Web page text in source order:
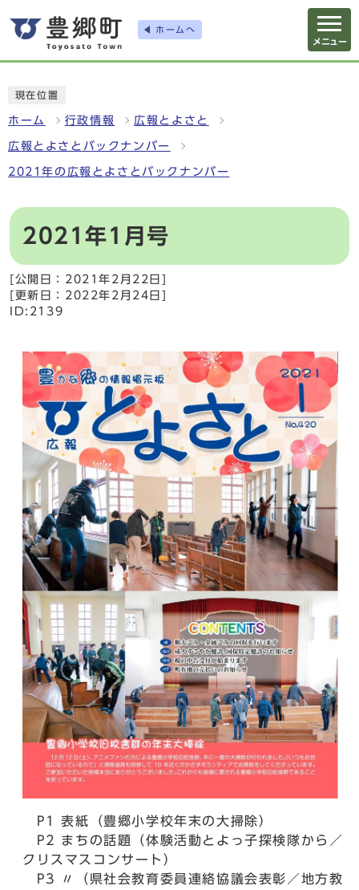
ホームへ
メニュー
現在位置
ホーム 行政情報 広報とよさと
広報とよさとバックナンバー
2021年の広報とよさとバックナンバー
2021年1月号
[公開日：2021年2月22日]
[更新日：2022年2月24日]
ID:2139
P1 表紙（豊郷小学校年末の大掃除）
P2 まちの話題（体験活動とよっ子探検隊から／
クリスマスコンサート）
P3 〃（県社会教育委員連絡協議会表彰／地方教